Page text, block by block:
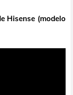
Hisense (modelo